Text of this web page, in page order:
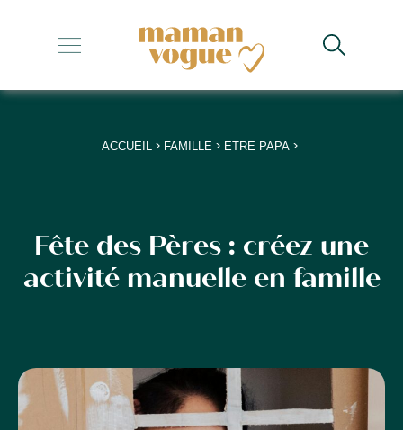
+
+
+
+
ACCUEIL > FAMILLE > ETRE PAPA >
Fête des Pères : créez une
activité manuelle en famille